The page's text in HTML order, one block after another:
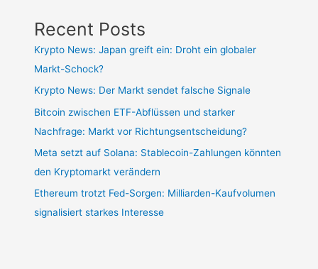
Recent Posts
Krypto News: Japan greift ein: Droht ein globaler
Markt-Schock?
Krypto News: Der Markt sendet falsche Signale
Bitcoin zwischen ETF-Abflüssen und starker
Nachfrage: Markt vor Richtungsentscheidung?
Meta setzt auf Solana: Stablecoin-Zahlungen könnten
den Kryptomarkt verändern
Ethereum trotzt Fed-Sorgen: Milliarden-Kaufvolumen
signalisiert starkes Interesse